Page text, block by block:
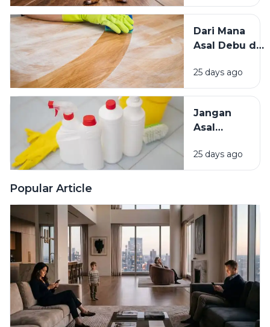
Kecoak,
Hama
Lainnya Ke
Dari Mana
Asal Debu di
Kenali
Penyebab
Mengatasinya
25 days ago
Jangan
Asal
Bahan
Pembersih
25 days ago
Popular Article